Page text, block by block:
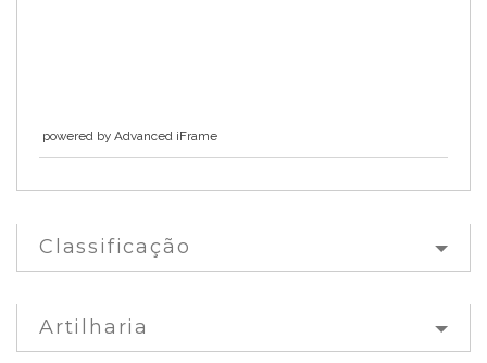
powered by Advanced iFrame
Classificação
Artilharia